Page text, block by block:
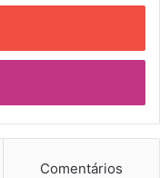
Comentários